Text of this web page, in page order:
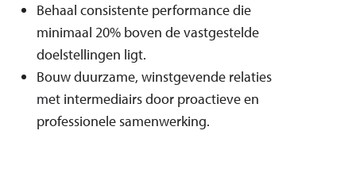
Behaal consistente performance die
minimaal 20% boven de vastgestelde
doelstellingen ligt.
Bouw duurzame, winstgevende relaties
met intermediairs door proactieve en
professionele samenwerking.